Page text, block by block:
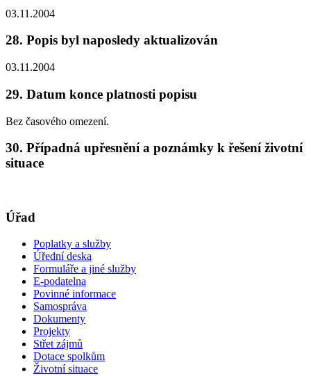
03.11.2004
28. Popis byl naposledy aktualizován
03.11.2004
29. Datum konce platnosti popisu
Bez časového omezení.
30. Případná upřesnění a poznámky k řešení životní
situace
Úřad
Poplatky a služby
Úřední deska
Formuláře a jiné služby
E-podatelna
Povinné informace
Samospráva
Dokumenty
Projekty
Střet zájmů
Dotace spolkům
Životní situace